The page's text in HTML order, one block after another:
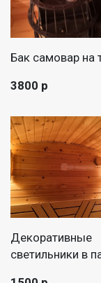
Бак самовар на
3800 р
Декоративные
светильники в